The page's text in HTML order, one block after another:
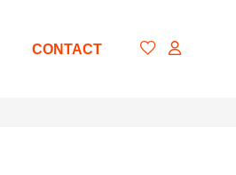
CONTACT